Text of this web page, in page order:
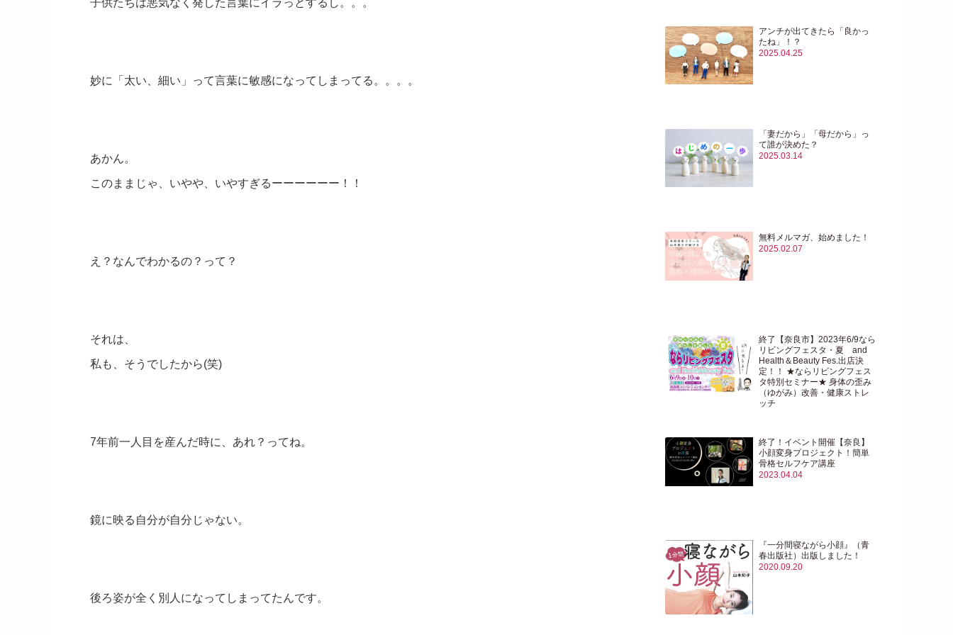
妙に「太い、細い」って言葉に敏感になってしまってる。。。。
あかん。
このままじゃ、いやや、いやすぎるーーーーーー！！
え？なんでわかるの？って？
それは、
私も、そうでしたから(笑)
7年前一人目を産んだ時に、あれ？ってね。
鏡に映る自分が自分じゃない。
後ろ姿が全く別人になってしまってたんです。
アンチが出てきたら「良かっ
たね」！？
2025.04.25
「妻だから」「母だから」っ
て誰が決めた？
2025.03.14
無料メルマガ、始めました！
2025.02.07
終了【奈良市】2023年6/9なら
リビングフェスタ・夏 and
Health＆Beauty Fes.出店決
定！！ ★ならリビングフェス
タ特別セミナー★ 身体の歪み
（ゆがみ）改善・健康ストレ
ッチ
終了！イベント開催【奈良】
小顔変身プロジェクト！簡単
骨格セルフケア講座
2023.04.04
『一分間寝ながら小顔』（青
春出版社）出版しました！
2020.09.20